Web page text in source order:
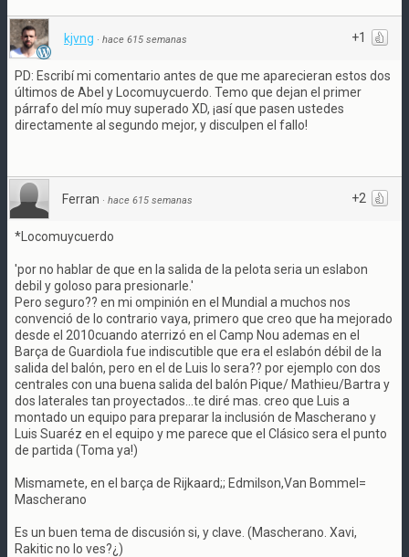
+1
kjvng · hace 615 semanas
PD: Escribí mi comentario antes de que me aparecieran estos dos
últimos de Abel y Locomuycuerdo. Temo que dejan el primer
párrafo del mío muy superado XD, ¡así que pasen ustedes
directamente al segundo mejor, y disculpen el fallo!
+2
Ferran · hace 615 semanas
*Locomuycuerdo
'por no hablar de que en la salida de la pelota seria un eslabon
debil y goloso para presionarle.'
Pero seguro?? en mi ompinión en el Mundial a muchos nos
convenció de lo contrario vaya, primero que creo que ha mejorado
desde el 2010cuando aterrizó en el Camp Nou ademas en el
Barça de Guardiola fue indiscutible que era el eslabón débil de la
salida del balón, pero en el de Luis lo sera?? por ejemplo con dos
centrales con una buena salida del balón Pique/ Mathieu/Bartra y
dos laterales tan proyectados...te diré mas. creo que Luis a
montado un equipo para preparar la inclusión de Mascherano y
Luis Suaréz en el equipo y me parece que el Clásico sera el punto
de partida (Toma ya!)
Mismamete, en el barça de Rijkaard;; Edmilson,Van Bommel=
Mascherano
Es un buen tema de discusión si, y clave. (Mascherano. Xavi,
Rakitic no lo ves?¿)